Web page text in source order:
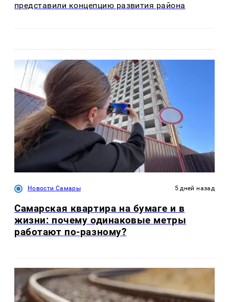
представили концепцию развития района
Новости Самары 5 дней назад
Самарская квартира на бумаге и в
жизни: почему одинаковые метры
работают по-разному?